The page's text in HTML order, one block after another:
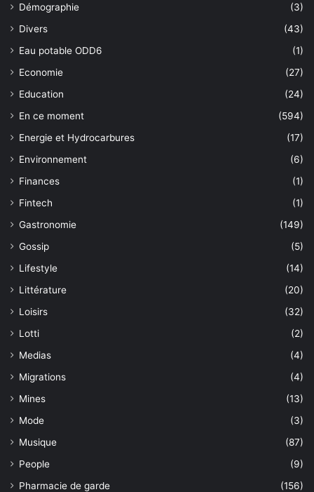
Démographie
(3)
Divers
(43)
Eau potable ODD6
(1)
Economie
(27)
Education
(24)
En ce moment
(594)
Energie et Hydrocarbures
(17)
Environnement
(6)
Finances
(1)
Fintech
(1)
Gastronomie
(149)
Gossip
(5)
Lifestyle
(14)
Littérature
(20)
Loisirs
(32)
Lotti
(2)
Medias
(4)
Migrations
(4)
Mines
(13)
Mode
(3)
Musique
(87)
People
(9)
Pharmacie de garde
(156)